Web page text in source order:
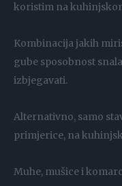
koristim na
Kombinacija jakih
gube sposobnost
izbjegavati.
Alternativno, samo
primjerice, na
Muhe, mušice i